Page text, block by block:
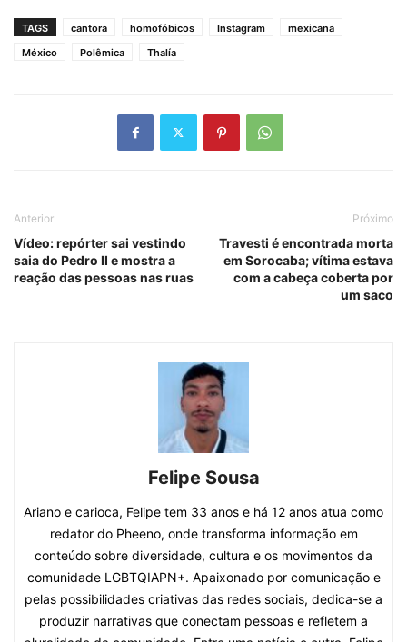
TAGS cantora homofóbicos Instagram
mexicana
México
Polêmica Thalía
Anterior
Vídeo: repórter sai vestindo
saia do Pedro II e mostra a
reação das pessoas nas ruas
Próximo
Travesti é encontrada morta
em Sorocaba; vítima estava
com a cabeça coberta por
um saco
Felipe Sousa
Ariano e carioca, Felipe tem 33 anos e há 12 anos atua como
redator do Pheeno, onde transforma informação em
conteúdo sobre diversidade, cultura e os movimentos da
comunidade LGBTQIAPN+. Apaixonado por comunicação e
pelas possibilidades criativas das redes sociais, dedica-se a
produzir narrativas que conectam pessoas e refletem a